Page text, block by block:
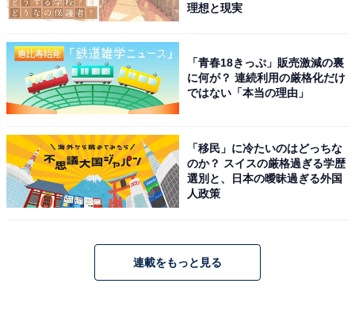
Amazonで見る
Dyson「SV25 RD2 AM」
理想と現実
「青春18きっぷ」販売激減の裏
に何が？ 連続利用の厳格化だけ
ではない「本当の理由」
「移民」に冷たいのはどっちな
のか？ スイスの厳格過ぎる学歴
選別と、日本の曖昧過ぎる外国
人政策
連載をもっと見る